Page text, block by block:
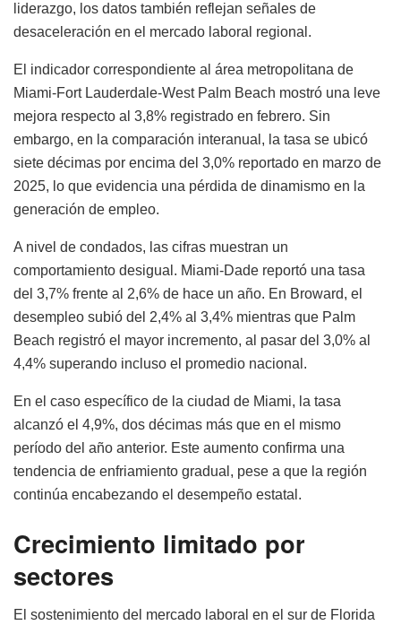
liderazgo, los datos también reflejan señales de
desaceleración en el mercado laboral regional.
El indicador correspondiente al área metropolitana de
Miami-Fort Lauderdale-West Palm Beach mostró una leve
mejora respecto al 3,8% registrado en febrero. Sin
embargo, en la comparación interanual, la tasa se ubicó
siete décimas por encima del 3,0% reportado en marzo de
2025, lo que evidencia una pérdida de dinamismo en la
generación de empleo.
A nivel de condados, las cifras muestran un
comportamiento desigual. Miami-Dade reportó una tasa
del 3,7% frente al 2,6% de hace un año. En Broward, el
desempleo subió del 2,4% al 3,4% mientras que Palm
Beach registró el mayor incremento, al pasar del 3,0% al
4,4% superando incluso el promedio nacional.
En el caso específico de la ciudad de Miami, la tasa
alcanzó el 4,9%, dos décimas más que en el mismo
período del año anterior. Este aumento confirma una
tendencia de enfriamiento gradual, pese a que la región
continúa encabezando el desempeño estatal.
Crecimiento limitado por
sectores
El sostenimiento del mercado laboral en el sur de Florida